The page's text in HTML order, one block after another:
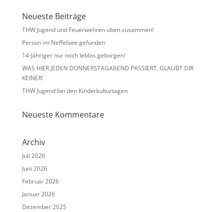
Neueste Beiträge
THW Jugend und Feuerwehren üben zusammen!
Person im Neffelsee gefunden
14-Jähriger nur noch leblos geborgen!
WAS HIER JEDEN DONNERSTAGABEND PASSIERT, GLAUBT DIR
KEINER!
THW Jugend bei den Kinderkulturtagen
Neueste Kommentare
Archiv
Juli 2026
Juni 2026
Februar 2026
Januar 2026
Dezember 2025